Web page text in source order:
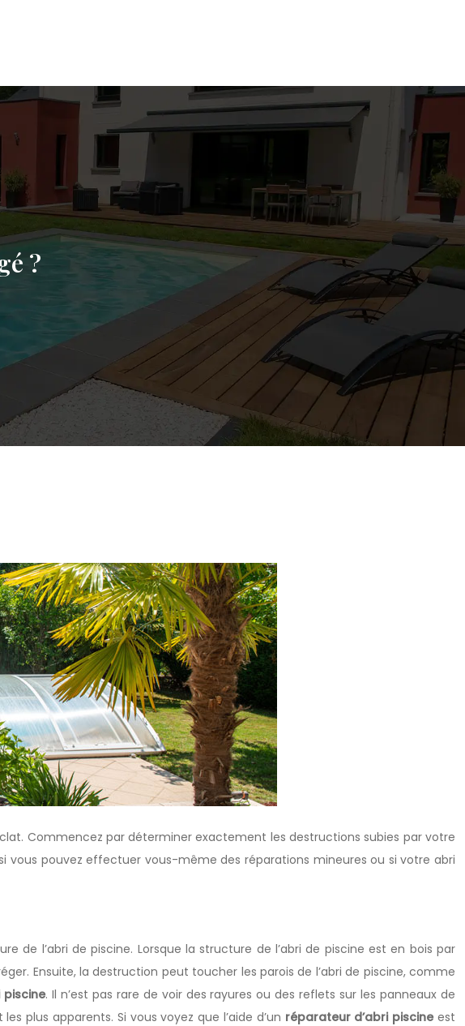
?
Commencez par déterminer exactement les destructions subies par votre
pouvez effectuer vous-même des réparations mineures ou si votre abri
de l’abri de piscine. Lorsque la structure de l’abri de piscine est en bois par
Ensuite, la destruction peut toucher les parois de l’abri de piscine, comme
. Il n’est pas rare de voir des rayures ou des reflets sur les panneaux de
plus apparents. Si vous voyez que l’aide d’un réparateur d’abri piscineest